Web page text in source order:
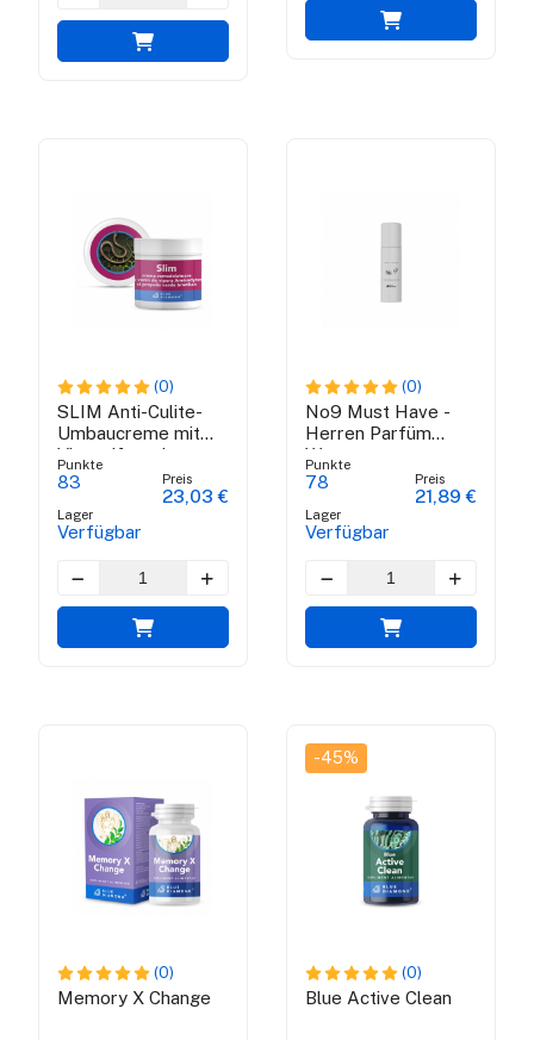
(0)
SLIM Anti-Culite-
Umbaucreme mit
Vipergift und
brasilianischen
grünen Propolis
Punkte
83
Lager
Verfügbar
Preis
23,03 €
(0)
No9 Must Have -
Herren Parfüm
Wasser
Punkte
78
Lager
Verfügbar
Preis
21,89 €
(0)
Memory X Change
-45%
(0)
Blue Active Clean